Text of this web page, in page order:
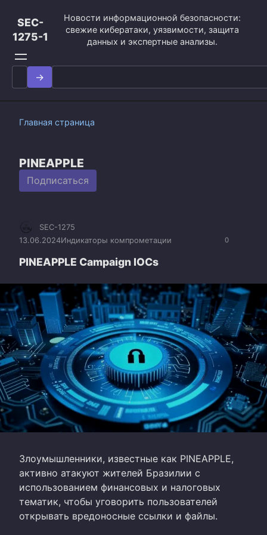
контенту
SEC-
1275-1
Новости информационной безопасности:
свежие кибератаки, уязвимости, защита
данных и экспертные анализы.
Search
for:
Главная страница
PINEAPPLE
Подписаться
0
SEC-1275
13.06.2024Индикаторы компрометации
PINEAPPLE Campaign IOCs
Злоумышленники, известные как PINEAPPLE,
активно атакуют жителей Бразилии с
использованием финансовых и налоговых
тематик, чтобы уговорить пользователей
открывать вредоносные ссылки и файлы.